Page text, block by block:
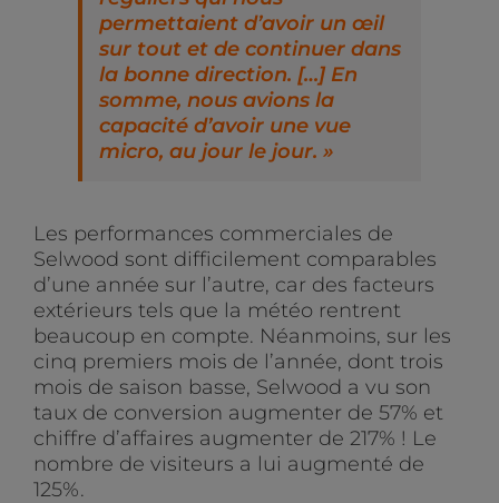
permettaient d’avoir un œil
sur tout et de continuer dans
la bonne direction. […] En
somme, nous avions la
capacité d’avoir une vue
micro, au jour le jour. »
Les performances commerciales de
Selwood sont difficilement comparables
d’une année sur l’autre, car des facteurs
extérieurs tels que la météo rentrent
beaucoup en compte. Néanmoins, sur les
cinq premiers mois de l’année, dont trois
mois de saison basse, Selwood a vu son
taux de conversion augmenter de 57% et
chiffre d’affaires augmenter de 217% ! Le
nombre de visiteurs a lui augmenté de
125%.